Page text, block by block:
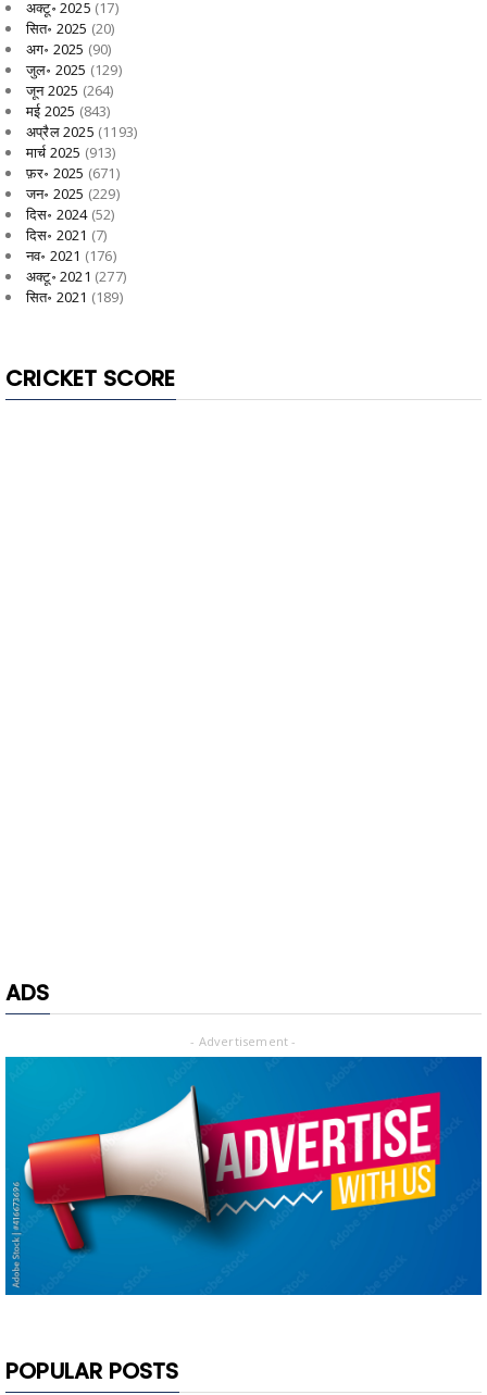
अक्टू॰ 2025 (17)
सित॰ 2025 (20)
अग॰ 2025 (90)
जुल॰ 2025 (129)
जून 2025 (264)
मई 2025 (843)
अप्रैल 2025 (1193)
मार्च 2025 (913)
फ़र॰ 2025 (671)
जन॰ 2025 (229)
दिस॰ 2024(52)
दिस॰ 2021 (7)
नव॰ 2021 (176)
अक्टू॰ 2021 (277)
सित॰ 2021 (189)
CRICKET SCORE
ADS
- Advertisement -
POPULAR POSTS